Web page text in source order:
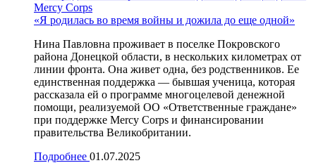
Mercy Corps
«Я родилась во время войны и дожила до еще одной»
Нина Павловна проживает в поселке Покровского
района Донецкой области, в нескольких километрах от
линии фронта. Она живет одна, без родственников. Ее
единственная поддержка — бывшая ученица, которая
рассказала ей о программе многоцелевой денежной
помощи, реализуемой ОО «Ответственные граждане»
при поддержке Mercy Corps и финансировании
правительства Великобритании.
Подробнее 01.07.2025